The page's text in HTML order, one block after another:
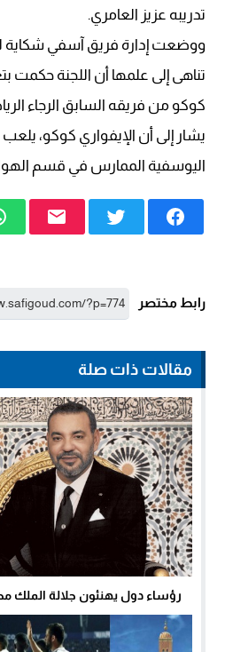
تدريبه عزيز العامري.
ووضعت إدارة فريق آسفي شكاية
تناهى إلى علمها أن اللجنة حكمت
كوكو من فريقه السابق الرجاء
يشار إلى أن الإيفواري كوكو،
اليوسفية الممارس في قسم
رابط مختصر
مقالات ذات صلة
رؤساء دول يهنئون جلالة الملك